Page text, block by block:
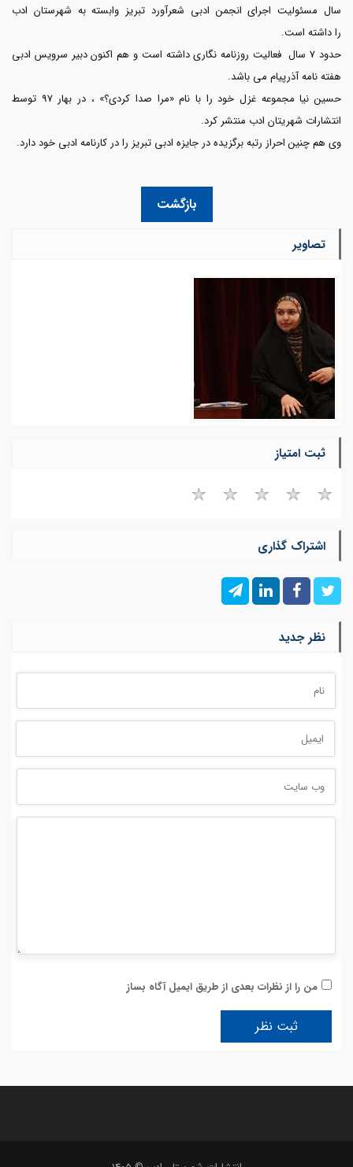
سال مسئولیت اجرای انجمن ادبی شعرآورد تبریز وابسته به شهرستان ادب
را داشته است.
حدود 7 سال فعالیت روزنامه نگاری داشته است و هم اکنون دبیر سرویس ادبی
هفته نامه آذرپیام می باشد.
حسین نیا مجموعه غزل خود را با نام «مرا صدا کردی؟» ، در بهار 97 توسط
انتشارات شهریتان ادب منتشر کرد.
وی هم چنین احراز رتبه برگزیده در جایزه ادبی تبریز را در کارنامه ادبی خود دارد.
بازگشت
تصاویر
ثبت امتیاز
اشتراک گذاری
نظر جدید
من را از نظرات بعدی از طریق ایمیل آگاه بساز